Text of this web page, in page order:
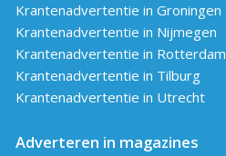
Krantenadvertentie in Groningen
Krantenadvertentie in Nijmegen
Krantenadvertentie in Rotterdam
Krantenadvertentie in Tilburg
Krantenadvertentie in Utrecht
Adverteren in magazines